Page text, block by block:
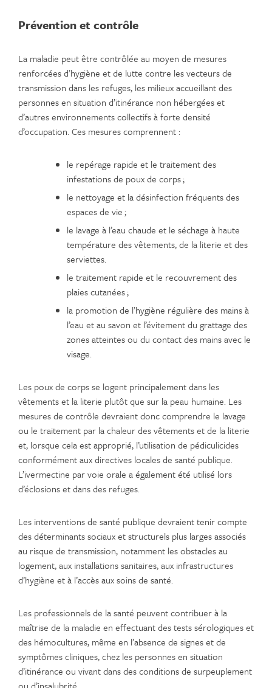
Prévention et contrôle
La maladie peut être contrôlée au moyen de mesures
renforcées d’hygiène et de lutte contre les vecteurs de
transmission dans les refuges, les milieux accueillant des
personnes en situation d’itinérance non hébergées et
d’autres environnements collectifs à forte densité
d’occupation. Ces mesures comprennent :
le repérage rapide et le traitement des
infestations de poux de corps ;
le nettoyage et la désinfection fréquents des
espaces de vie ;
le lavage à l’eau chaude et le séchage à haute
température des vêtements, de la literie et des
serviettes.
le traitement rapide et le recouvrement des
plaies cutanées ;
la promotion de l’hygiène régulière des mains à
l’eau et au savon et l’évitement du grattage des
zones atteintes ou du contact des mains avec le
visage.
Les poux de corps se logent principalement dans les
vêtements et la literie plutôt que sur la peau humaine. Les
mesures de contrôle devraient donc comprendre le lavage
ou le traitement par la chaleur des vêtements et de la literie
et, lorsque cela est approprié, l’utilisation de pédiculicides
conformément aux directives locales de santé publique.
L’ivermectine par voie orale a également été utilisé lors
d’éclosions et dans des refuges.
Les interventions de santé publique devraient tenir compte
des déterminants sociaux et structurels plus larges associés
au risque de transmission, notamment les obstacles au
logement, aux installations sanitaires, aux infrastructures
d’hygiène et à l’accès aux soins de santé.
Les professionnels de la santé peuvent contribuer à la
maîtrise de la maladie en effectuant des tests sérologiques et
des hémocultures, même en l’absence de signes et de
symptômes cliniques, chez les personnes en situation
d’itinérance ou vivant dans des conditions de surpeuplement